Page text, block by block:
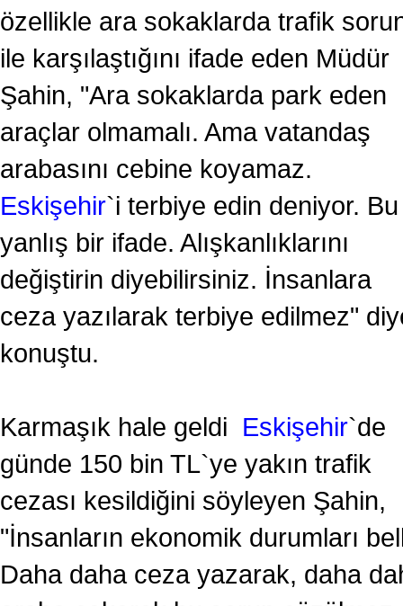
özellikle ara sokaklarda trafik
ile karşılaştığını ifade eden Müdür
Şahin, "Ara sokaklarda park eden
araçlar olmamalı. Ama vatandaş
arabasını cebine koyamaz.
Eskişehir`i terbiye edin deniyor. Bu
yanlış bir ifade. Alışkanlıklarını
değiştirin diyebilirsiniz. İnsanlara
ceza yazılarak terbiye edilmez"
konuştu.
Karmaşık hale geldi Eskişehir`de
günde 150 bin TL`ye yakın trafik
cezası kesildiğini söyleyen Şahin,
"İnsanların ekonomik durumları
Daha daha ceza yazarak, daha